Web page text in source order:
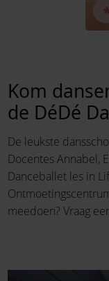
Kom
de DéDé
De leukste
Docentes Annabel,
Danceballet les in
meedoen? Vraag